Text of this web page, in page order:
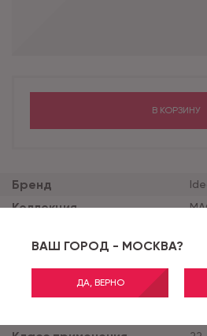
ВАШ ГОРОД - МОСКВА?
ДА, ВЕРНО
Бренд
Коллекция
Толщина защитного сло
я (мм)
Ширина рулона (м)
В КОРЗИНУ